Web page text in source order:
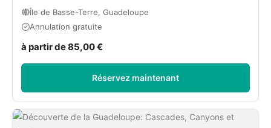
Île de Basse-Terre, Guadeloupe
Annulation gratuite
à partir de 85,00 €
Réservez maintenant